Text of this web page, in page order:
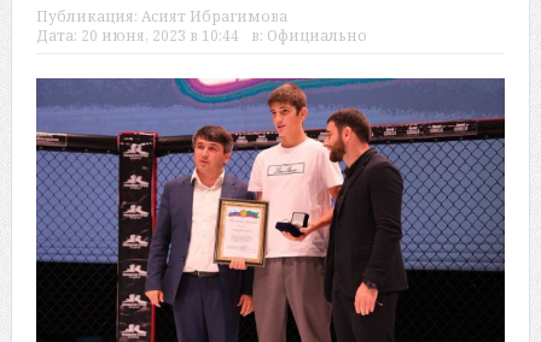
Публикация: Асият Ибрагимова
Дата: 20 июня, 2023 в 10:44 в: Официально